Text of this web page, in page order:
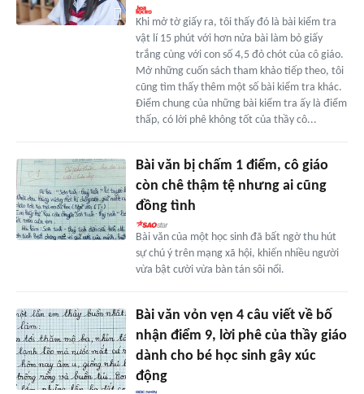
Khi mở tờ giấy ra, tôi thấy đó là bài kiểm tra
vật lí 15 phút với hơn nửa bài làm bỏ giấy
trắng cùng với con số 4,5 đỏ chót của cô giáo.
Mở những cuốn sách tham khảo tiếp theo, tôi
cũng tìm thấy thêm một số bài kiểm tra khác.
Điểm chung của những bài kiểm tra ấy là điểm
thấp, có lời phê không tốt của thầy cô...
Bài văn bị chấm 1 điểm, cô giáo
còn chê thậm tệ nhưng ai cũng
đồng tình
Bài văn của một học sinh đã bất ngờ thu hút
sự chú ý trên mạng xã hội, khiến nhiều người
vừa bật cười vừa bàn tán sôi nổi.
Bài văn vỏn vẹn 4 câu viết về bố
nhận điểm 9, lời phê của thầy giáo
dành cho bé học sinh gây xúc
động